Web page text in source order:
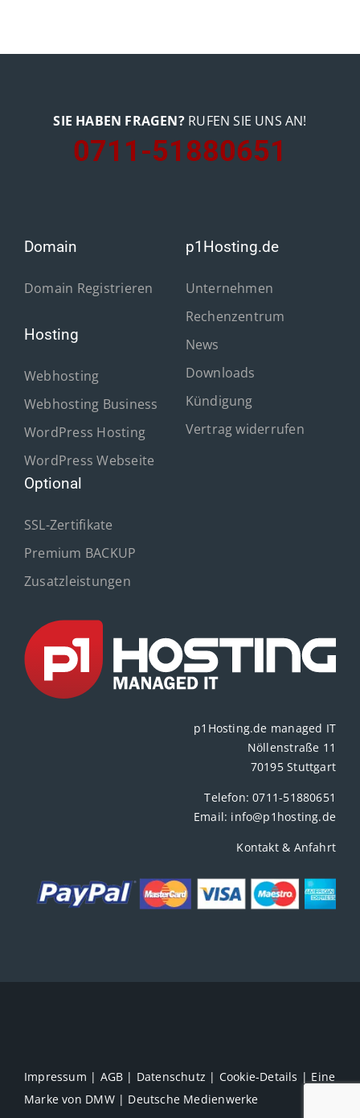
SIE HABEN FRAGEN?RUFEN SIE UNS AN!
0711-51880651
Domain
Domain Registrieren
Hosting
Webhosting
Webhosting Business
WordPress Hosting
WordPress Webseite
Optional
SSL-Zertifikate
Premium BACKUP
Zusatzleistungen
p1Hosting.de
Unternehmen
Rechenzentrum
News
Downloads
Kündigung
Vertrag widerrufen
p1Hosting.de managed IT
Nöllenstraße 11
70195 Stuttgart
Telefon:0711-51880651
Email: info@p1hosting.de
Kontakt & Anfahrt
Impressum | AGB | Datenschutz | Cookie-Details | Eine
Marke von DMW | Deutsche Medienwerke